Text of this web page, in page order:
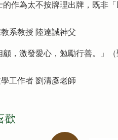
的作為太不按牌理出牌，既非
系教授 陸達誠神父
顧，激發愛心，勉勵行善。」
工作者 劉清彥老師
歡